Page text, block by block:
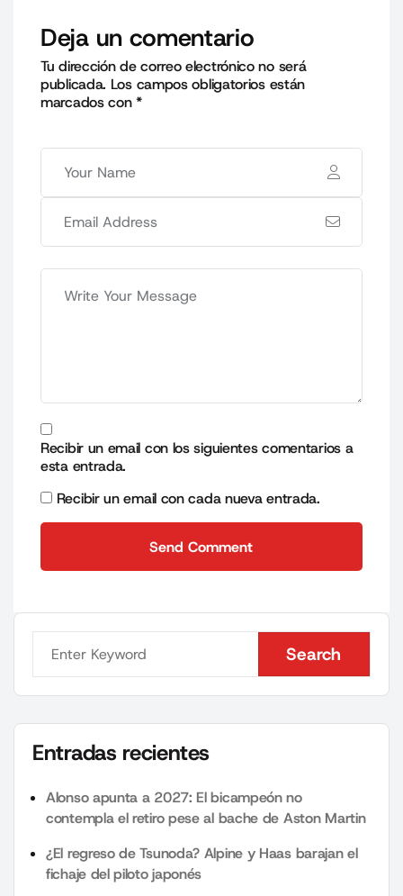
Deja un comentario
Tu dirección de correo electrónico no será
publicada. Los campos obligatorios están
marcados con*
Recibir un email con los siguientes comentarios a
esta entrada.
Recibir un email con cada nueva entrada.
Send Comment
Search
Search
Entradas recientes
Alonso apunta a 2027: El bicampeón no
contempla el retiro pese al bache de Aston Martin
¿El regreso de Tsunoda? Alpine y Haas barajan el
fichaje del piloto japonés